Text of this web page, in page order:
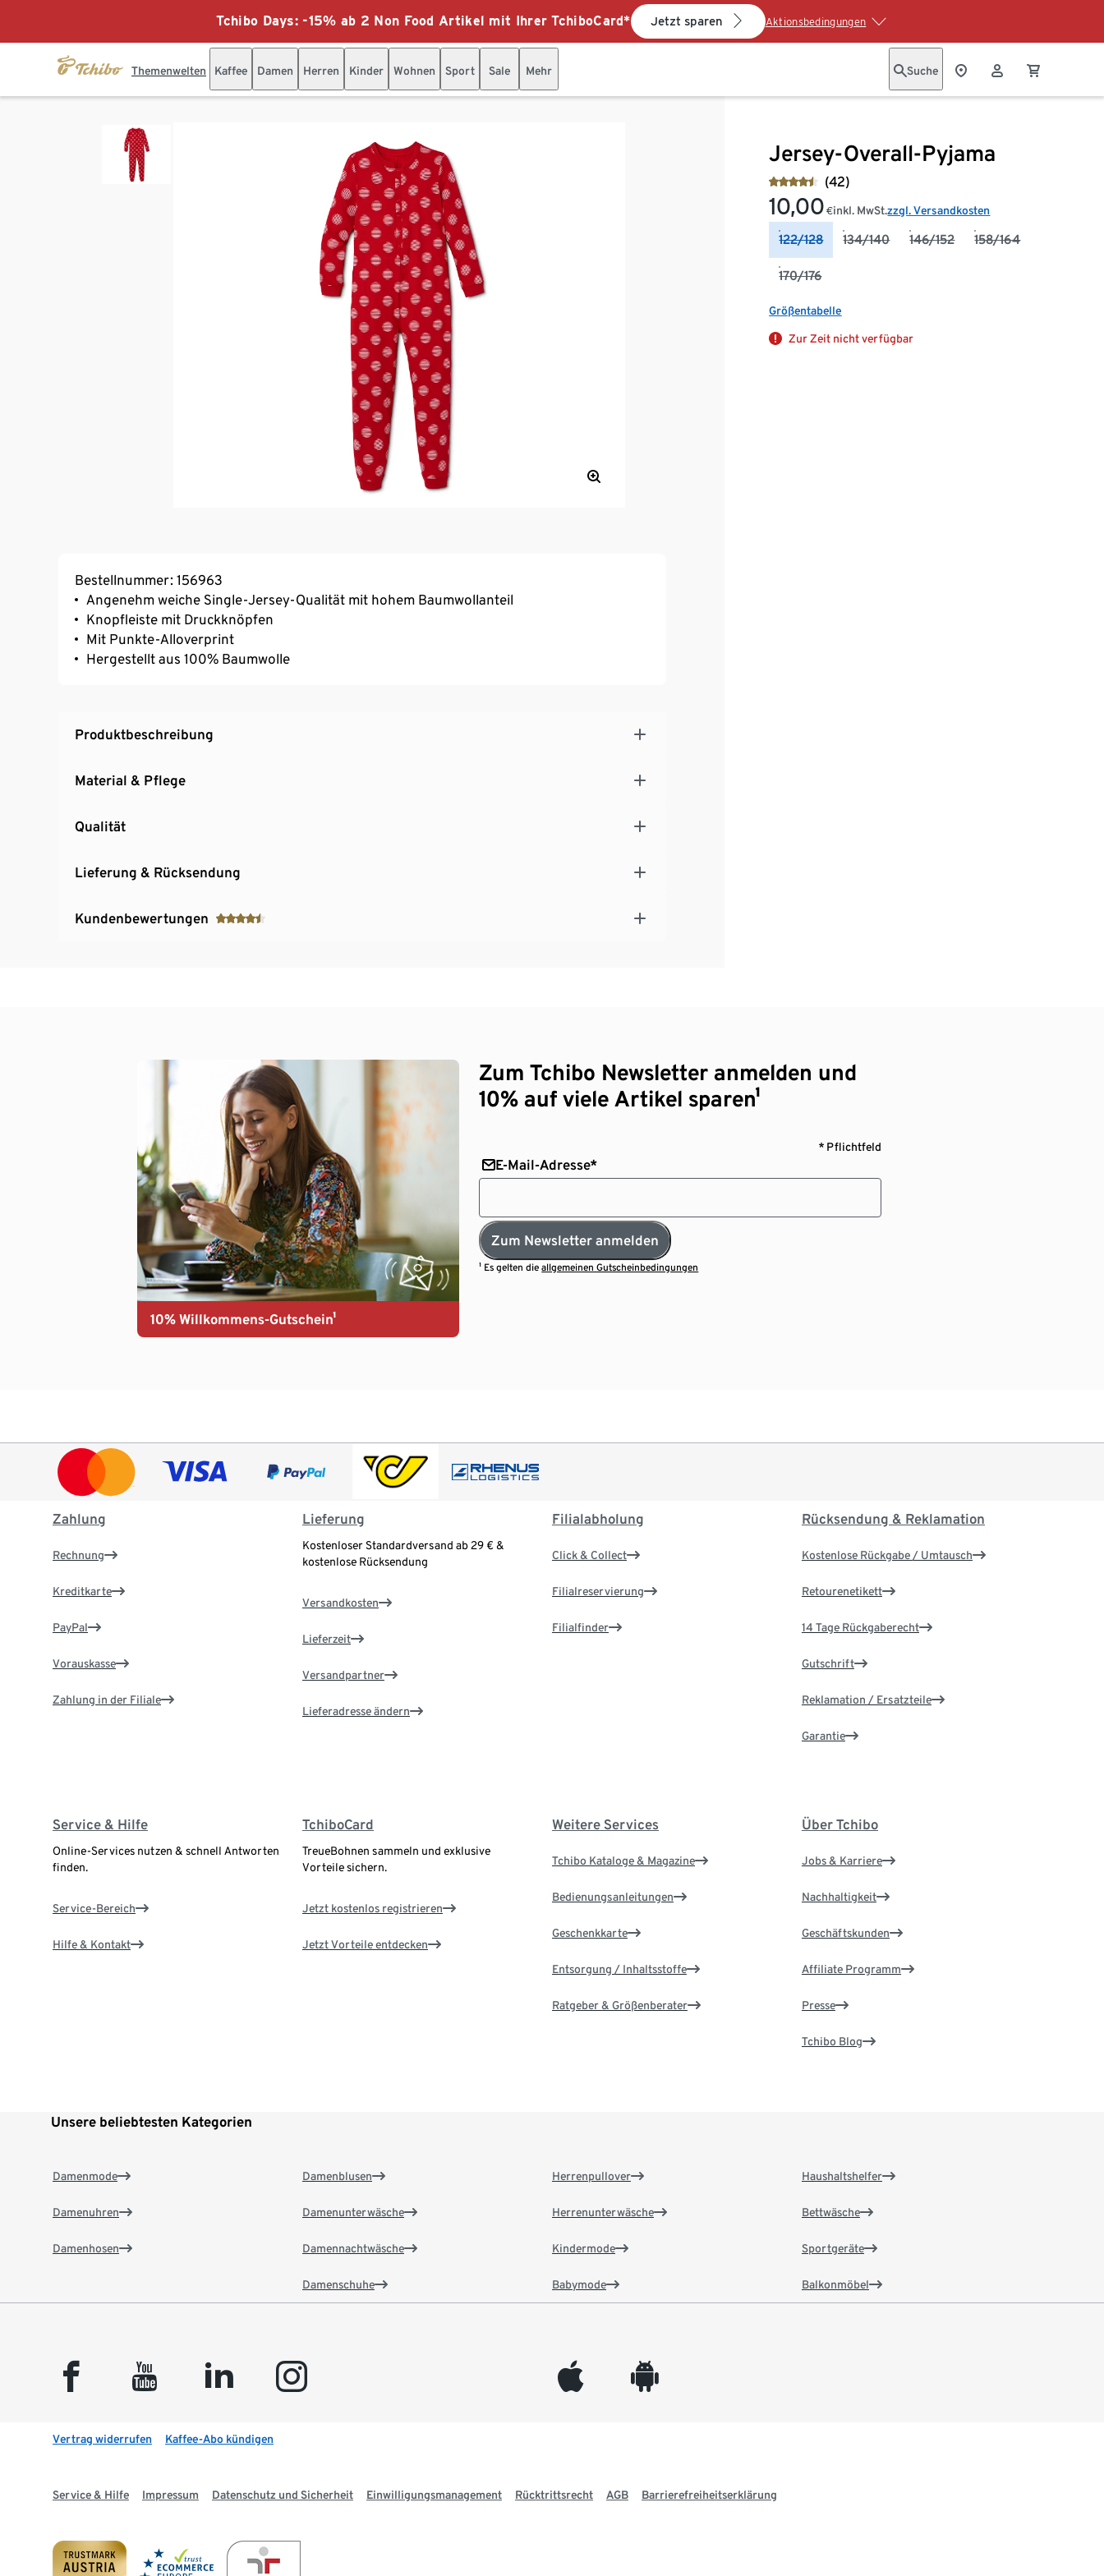
Tchibo Days: -15% ab 2 Non Food Artikel mit Ihrer TchiboCard* Jetzt sparen Aktionsbedingungen
Themenwelten Kaffee Damen Herren Kinder Wohnen Sport Sale Mehr Suche
Jersey-Overall-Pyjama
(42)
10,00 €inkl. MwSt.zzgl. Versandkosten
122/128 134/140 146/152 158/164
170/176
Größentabelle
Zur Zeit nicht verfügbar
Bestellnummer: 156963
Angenehm weiche Single-Jersey-Qualität mit hohem Baumwollanteil
Knopfleiste mit Druckknöpfen
Mit Punkte-Alloverprint
Hergestellt aus 100% Baumwolle
Produktbeschreibung
Material & Pflege
Qualität
Lieferung & Rücksendung
Kundenbewertungen
10% Willkommens-Gutschein¹
Zum Tchibo Newsletter anmelden und
10% auf viele Artikel sparen¹
* Pflichtfeld
E-Mail-Adresse*
Zum Newsletter anmelden
¹ Es gelten dieallgemeinen Gutscheinbedingungen
Zahlung
Rechnung
Kreditkarte
PayPal
Vorauskasse
Zahlung in der Filiale
Lieferung
Kostenloser Standardversand ab 29 € &
kostenlose Rücksendung
Versandkosten
Lieferzeit
Versandpartner
Lieferadresse ändern
Filialabholung
Click & Collect
Filialreservierung
Filialfinder
Rücksendung & Reklamation
Kostenlose Rückgabe / Umtausch
Retourenetikett
14 Tage Rückgaberecht
Gutschrift
Reklamation / Ersatzteile
Garantie
Service & Hilfe
Online-Services nutzen & schnell Antworten
finden.
Service-Bereich
Hilfe & Kontakt
TchiboCard
TreueBohnen sammeln und exklusive
Vorteile sichern.
Jetzt kostenlos registrieren
Jetzt Vorteile entdecken
Weitere Services
Tchibo Kataloge & Magazine
Bedienungsanleitungen
Geschenkkarte
Entsorgung / Inhaltsstoffe
Ratgeber & Größenberater
Über Tchibo
Jobs & Karriere
Nachhaltigkeit
Geschäftskunden
Affiliate Programm
Presse
Tchibo Blog
Unsere beliebtesten Kategorien
Damenmode
Damenuhren
Damenhosen
Damenblusen
Damenunterwäsche
Damennachtwäsche
Damenschuhe
Herrenpullover
Herrenunterwäsche
Kindermode
Babymode
Haushaltshelfer
Bettwäsche
Sportgeräte
Balkonmöbel
facebook youtube linkedin instagram appleinc android
Vertrag widerrufen Kaffee-Abo kündigen
Service & Hilfe Impressum Datenschutz und Sicherheit Einwilligungsmanagement Rücktrittsrecht AGB Barrierefreiheitserklärung